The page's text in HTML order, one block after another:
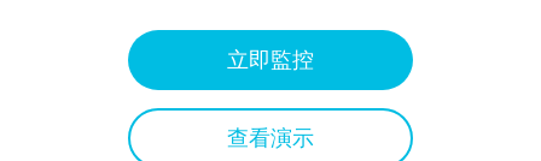
立即監控
查看演示